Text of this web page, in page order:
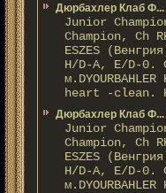
Дюрбахлер Клаб Ф...
Junior
Champion, Ch
ESZES
H/D-A, E/D-0.
heart -clean.
Дюрбахлер Клаб Ф...
Junior
Champion, Ch
ESZES
H/D-A, E/D-0.